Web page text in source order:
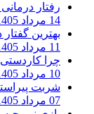
رفتار
14 مرداد 1405
بهترین
11 مرداد 1405
چرا
10 مرداد 1405
شربت
07 مرداد 1405